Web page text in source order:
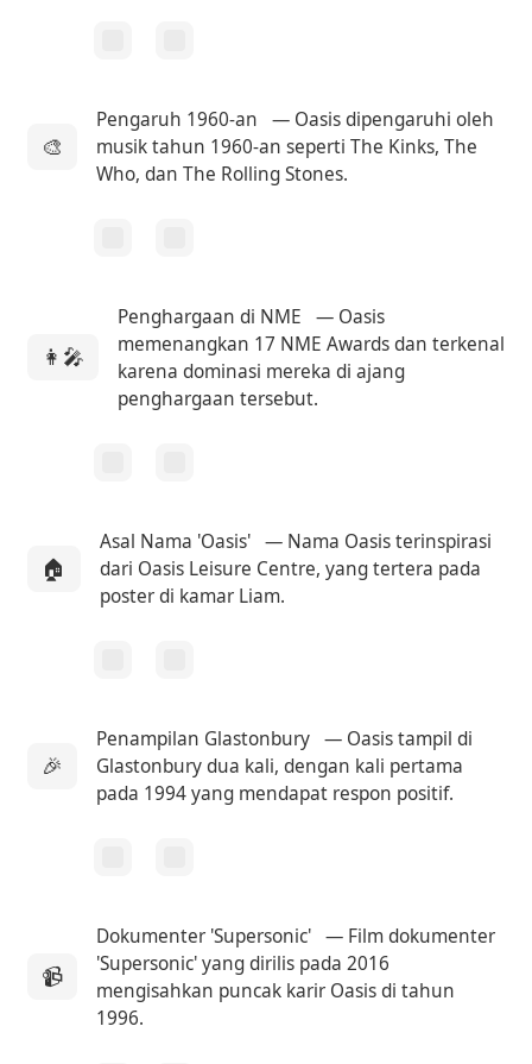
🎨
Pengaruh 1960-an
— Oasis dipengaruhi oleh
musik tahun 1960-an seperti The Kinks, The
Who, dan The Rolling Stones.
👩‍🎤
Penghargaan di NME
— Oasis
memenangkan 17 NME Awards dan terkenal
karena dominasi mereka di ajang
penghargaan tersebut.
🏠
Asal Nama 'Oasis' — Nama Oasis terinspirasi
dari Oasis Leisure Centre, yang tertera pada
poster di kamar Liam.
🎉
Penampilan Glastonbury — Oasis tampil di
Glastonbury dua kali, dengan kali pertama
pada 1994 yang mendapat respon positif.
📹
Dokumenter 'Supersonic' — Film dokumenter
'Supersonic' yang dirilis pada 2016
mengisahkan puncak karir Oasis di tahun
1996.